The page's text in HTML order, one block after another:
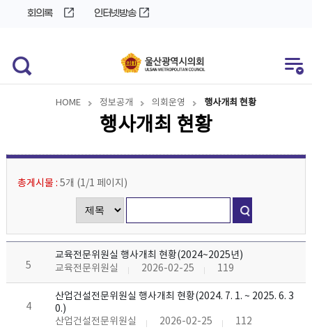
회의록 인터넷방송
HOME 정보공개 의회운영 행사개최 현황
행사개최 현황
총게시물 : 5개 (1/1 페이지 )
5
교육전문위원실 행사개최 현황(2024~2025년)
교육전문위원실
2026-02-25 119
4
산업건설전문위원실 행사개최 현황(2024. 7. 1. ~ 2025. 6. 3
0.)
산업건설전문위원실
2026-02-25 112